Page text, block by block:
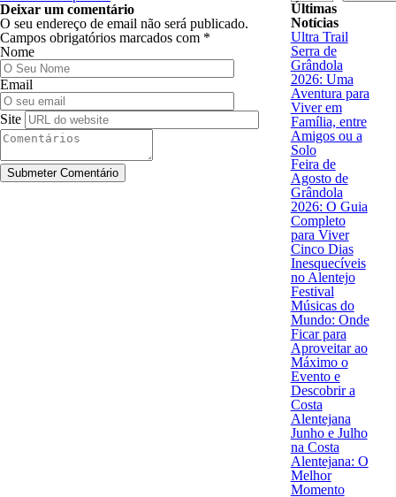
Deixar um comentário
O seu endereço de email não será publicado.
Campos obrigatórios marcados com *
Nome
Email
Site
Últimas
Notícias
Ultra Trail
Serra de
Grândola
2026: Uma
Aventura para
Viver em
Família, entre
Amigos ou a
Solo
Feira de
Agosto de
Grândola
2026: O Guia
Completo
para Viver
Cinco Dias
Inesquecíveis
no Alentejo
Festival
Músicas do
Mundo: Onde
Ficar para
Aproveitar ao
Máximo o
Evento e
Descobrir a
Costa
Alentejana
Junho e Julho
na Costa
Alentejana: O
Melhor
Momento